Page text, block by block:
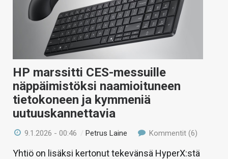
HP marssitti CES-messuille
näppäimistöksi naamioituneen
tietokoneen ja kymmeniä
uutuuskannettavia
9.1.2026 - 00:46 / Petrus Laine Kommentit (6)
Yhtiö on lisäksi kertonut tekevänsä HyperX:stä